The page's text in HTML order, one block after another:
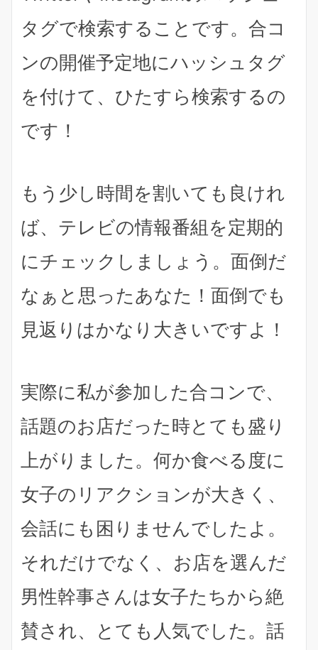
タグで検索すること です。合コ
ンの開催予定地にハッシュタグ
を付けて、ひたすら検索するの
です！
もう少し時間を割いても良けれ
ば、テレビの情報番組を定期的
にチェックしましょう。面倒だ
なぁと思ったあなた！面倒でも
見返りはかなり大きいですよ！
実際に私が参加した合コンで、
話題のお店だった時とても盛り
上がりました。何か食べる度に
女子のリアクションが大きく、
会話にも困りませんでしたよ。
それだけでなく、お店を選んだ
男性幹事さんは女子たちから絶
賛され、とても人気でした。話